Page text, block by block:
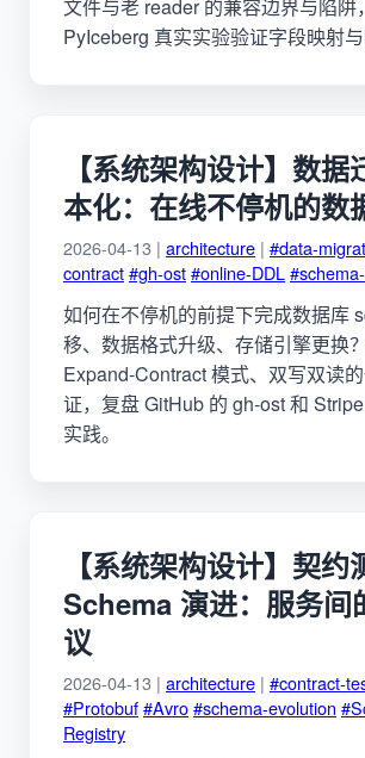
文件与老 reader 的兼容边界与陷阱
PyIceberg 真实实验验证字段映射与
【系统架构设计】数据
本化：在线不停机的数
2026-04-13 | architecture | #data-
contract#gh-ost#online-DDL
如何在不停机的前提下完成数据库
移、数据格式升级、存储引擎更换
Expand-Contract 模式、双写双读
证，复盘 GitHub 的 gh-ost 和
实践。
【系统架构设计】契约
Schema 演进：服务间
议
2026-04-13 | architecture | #contract-
#Protobuf#Avro#schema-evolution
Registry